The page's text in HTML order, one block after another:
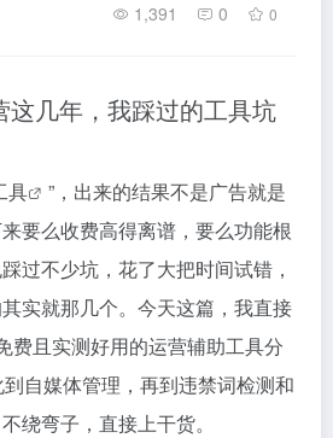
1,391 0 0
这几年，我踩过的工具坑
具
”，出来的结果不是广告就是
要么收费高得离谱，要么功能根
过不少坑，花了大把时间试错，
实就那几个。今天这篇，我直接
费且实测好用的运营辅助工具分
自媒体管理，再到违禁词检测和
绕弯子，直接上干货。